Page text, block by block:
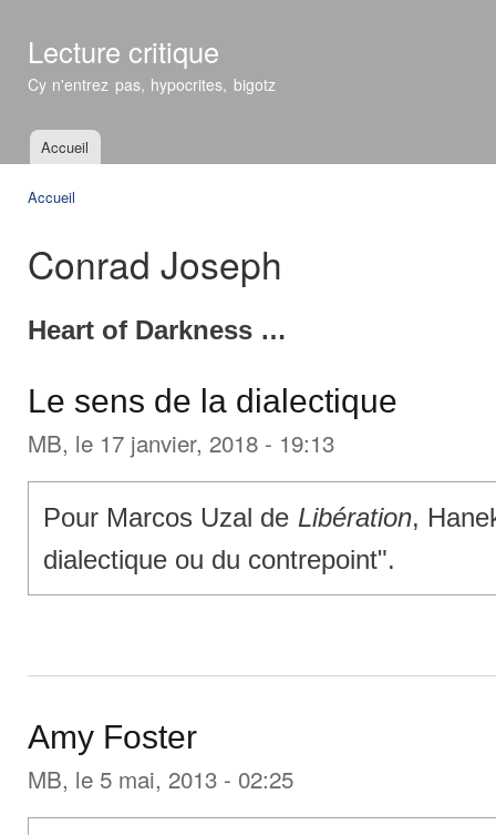
Lecture critique
Cy n'entrez pas, hypocrites, bigotz
Menu principal
Accueil
Accueil
Conrad Joseph
Heart of Darkness …
Le sens de la dialectique
MB, le 17 janvier, 2018 - 19:13
Pour Marcos Uzal de Libération,
dialectique ou du contrepoint".
Amy Foster
MB, le 5 mai, 2013 - 02:25